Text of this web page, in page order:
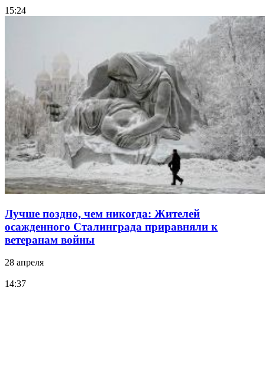
15:24
Лучше поздно, чем никогда: Жителей
осажденного Сталинграда приравняли к
ветеранам войны
28 апреля
14:37